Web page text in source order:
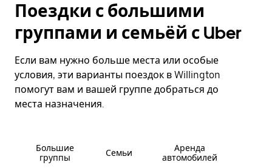
Поездки с большими
группами и семьёй с Uber
Если вам нужно больше места или особые
условия, эти варианты поездок в Willington
помогут вам и вашей группе добраться до
места назначения.
Большие
группы
Семьи
Аренда
автомобилей